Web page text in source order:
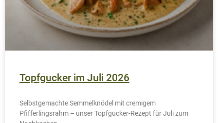
Topfgucker im Juli 2026
Selbstgemachte Semmelknödel mit cremigem
Pfifferlingsrahm – unser Topfgucker-Rezept für Juli zum